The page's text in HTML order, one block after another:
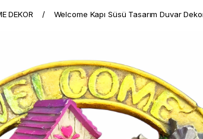
DEKOR Welcome Kapı Süsü Tasarım Duvar